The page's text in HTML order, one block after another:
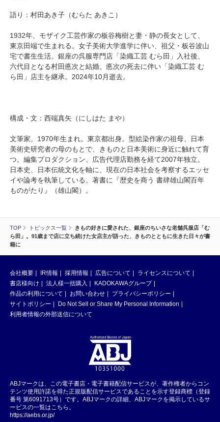
TOP トピックス一覧
きもの好きに愛された、銀座のちいさな老舗呉服店「む
ら田」。91歳まで店に立ち続けた女店主が語った、きものとともに生きた日々が書
籍に
語り：村田あき子（むらた あきこ）
1932年、モザイク工芸作家の板谷梅樹と妻・静の長女として、
東京田端で生まれる。女子美術大学進学に伴い、祖父・板谷波山
宅で書生生活。銀座の呉服専門店「染織工芸 むら田」入社後、
六代目となる村田悳次と結婚。悳次の死去に伴い「染織工芸 む
ら田」店主を継承。2024年10月逝去。
構成・文：西端真矢（にしはた まや）
文筆家。1970年生まれ。東京都出身。型絵染作家の祖母、日本
美術史研究者の母のもとで、きものと日本美術に身近に触れて育
つ。編集プロダクション、広告代理店勤務を経て2007年独立。
日本史、日本伝統文化を軸に、現在の日本社会を考察するエッセ
イや論考を執筆している。著書に『歴史を商う 書肆雄山閣百年
ものがたり』（雄山閣）。
会社概要 IR情報 採用情報 広告について
ライセンスについて
書店様向け
法人様一括購入
KADOKAWAグループ
作品の利用について
お問い合わせ
プライバシーポリシー
サイトポリシー
Do Not Sell or Share My Personal Information
利用者情報の外部送信について
ABJマークは、この電子書店・電子書籍配信サービスが、著作権者からコン
テンツ使用許諾を得た正規版配信サービスであることを示す登録商標（登録
番号 第6091713号）です。ABJマークの詳細、ABJマークを掲示しているサ
ービスの一覧はこちら。
https://aebs.or.jp/